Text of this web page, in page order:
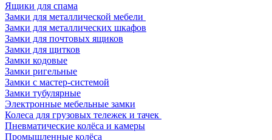
Ящики для спама
Замки для металлической мебели
Замки для металлических шкафов
Замки для почтовых ящиков
Замки для щитков
Замки кодовые
Замки ригельные
Замки с мастер-системой
Замки тубулярные
Электронные мебельные замки
Колеса для грузовых тележек и тачек
Пневматические колёса и камеры
Промышленные колёса